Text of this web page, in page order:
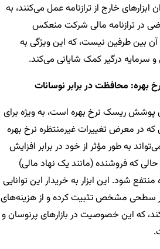
خارج از ترازنامه عمل می‌کنند، به
در ترازنامه مالی شرکت منعکس
بین طرفین نیست، که این ویژگی به
درگیر کمک شایانی می‌کند.
محافظت در برابر نوسانات
پوشش ریسک نرخ بهره است، به ویژه برای
در معرض تغییرات غیرمنتظره نرخ بهره
به طور مؤثر از خود در برابر افزایش
که فروشنده (مانند یک نهاد مالی)
شود. این ابزار به خریدار این توانایی
سطحی مشخص تثبیت کرده و از هزینه‌های
که این خصوصیت در بازارهای پرنوسان و